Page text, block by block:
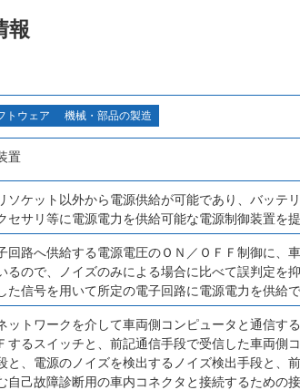
報
トウェア 機械・部品の製造
置
ソケット以外から電源供給が可能であり、バッテ
セサリ等に電源電力を供給可能な電源制御装置を提
回路へ供給する電源電圧のＯＮ／ＯＦＦ制御に、
るので、ノイズのみによる場合に比べて誤判定を
た信号を用いて所定の電子回路に電源電力を供給で
ットワークを介して車両側コンピュータと通信す
するスイッチと、前記通信手段で受信した車両側
と、電源のノイズを検出するノイズ検出手段と、
自己故障診断用の車内コネクタと接続するための接